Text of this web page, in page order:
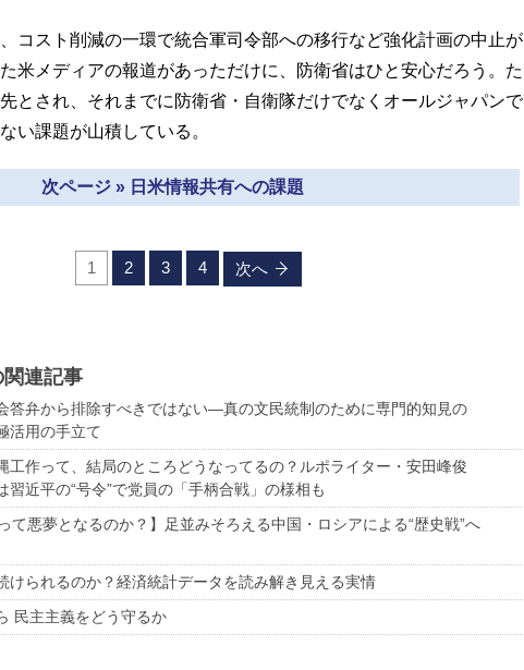
コスト削減の一環で統合軍司令部への移行など強化計画の中止が
米メディアの報道があっただけに、防衛省はひと安心だろう。た
とされ、それまでに防衛省・自衛隊だけでなくオールジャパンで
い課題が山積している。
次ページ » 日米情報共有への課題
1 2 3 4 次へ
連記事
答弁から排除すべきではない―真の文民統制のために専門的知見の
活用の手立て
工作って、結局のところどうなってるの？ルポライター・安田峰俊
習近平の“号令”で党員の「手柄合戦」の様相も
て悪夢となるのか？】足並みそろえる中国・ロシアによる“歴史戦”へ
けられるのか？経済統計データを読み解き見える実情
民主主義をどう守るか